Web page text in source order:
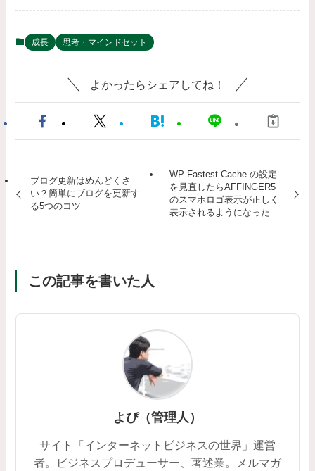
成長 思考・マインドセット
よかったらシェアしてね！
ブログ更新はめんどくさ
い？簡単にブログを更新す
る5つのコツ
WP Fastest Cache の設定
を見直したらAFFINGER5
のスマホロゴ表示が正しく
表示されるようになった
この記事を書いた人
よぴ（管理人）
サイト「インターネットビジネスの世界」運営
者。ビジネスプロデューサー、著述業。メルマガ